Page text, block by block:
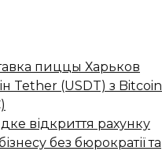
пиццы Харьков
Tether (USDT) з Bitcoin
відкриття рахунку
без бюрократії та